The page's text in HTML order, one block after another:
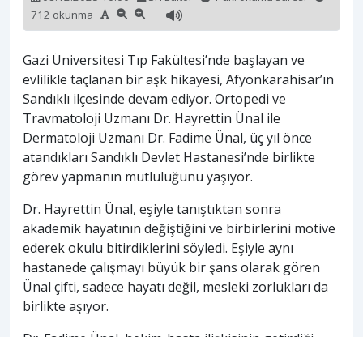
712 okunma
Gazi Üniversitesi Tıp Fakültesi’nde başlayan ve
evlilikle taçlanan bir aşk hikayesi, Afyonkarahisar’ın
Sandıklı ilçesinde devam ediyor. Ortopedi ve
Travmatoloji Uzmanı Dr. Hayrettin Ünal ile
Dermatoloji Uzmanı Dr. Fadime Ünal, üç yıl önce
atandıkları Sandıklı Devlet Hastanesi’nde birlikte
görev yapmanın mutluluğunu yaşıyor.
Dr. Hayrettin Ünal, eşiyle tanıştıktan sonra
akademik hayatının değiştiğini ve birbirlerini motive
ederek okulu bitirdiklerini söyledi. Eşiyle aynı
hastanede çalışmayı büyük bir şans olarak gören
Ünal çifti, sadece hayatı değil, mesleki zorlukları da
birlikte aşıyor.